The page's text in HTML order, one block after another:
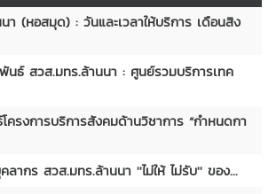
า (หอสมุด) : วันและเวลาให้บริการ เดือนสิง
นธ์ สวส.มทร.ล้านนา : ศูนย์รวมบริการเทค
ครงการบริการสังคมด้านวิชาการ “กำหนดกา
ลากร สวส.มทร.ล้านนา ''ไม่ให้ ไม่รับ'' ของ...